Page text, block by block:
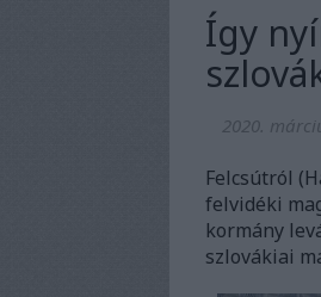
Így
2020.
Felcsútról
felvidéki
kormány
szlovákiai